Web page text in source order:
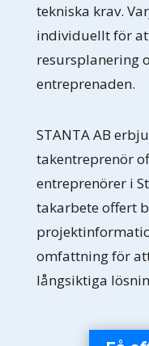
tekniska krav.
individuellt för
resursplanering
entreprenaden.
STANTA AB
takentreprenör
entreprenörer i
takarbete offert
omfattning för
långsiktiga